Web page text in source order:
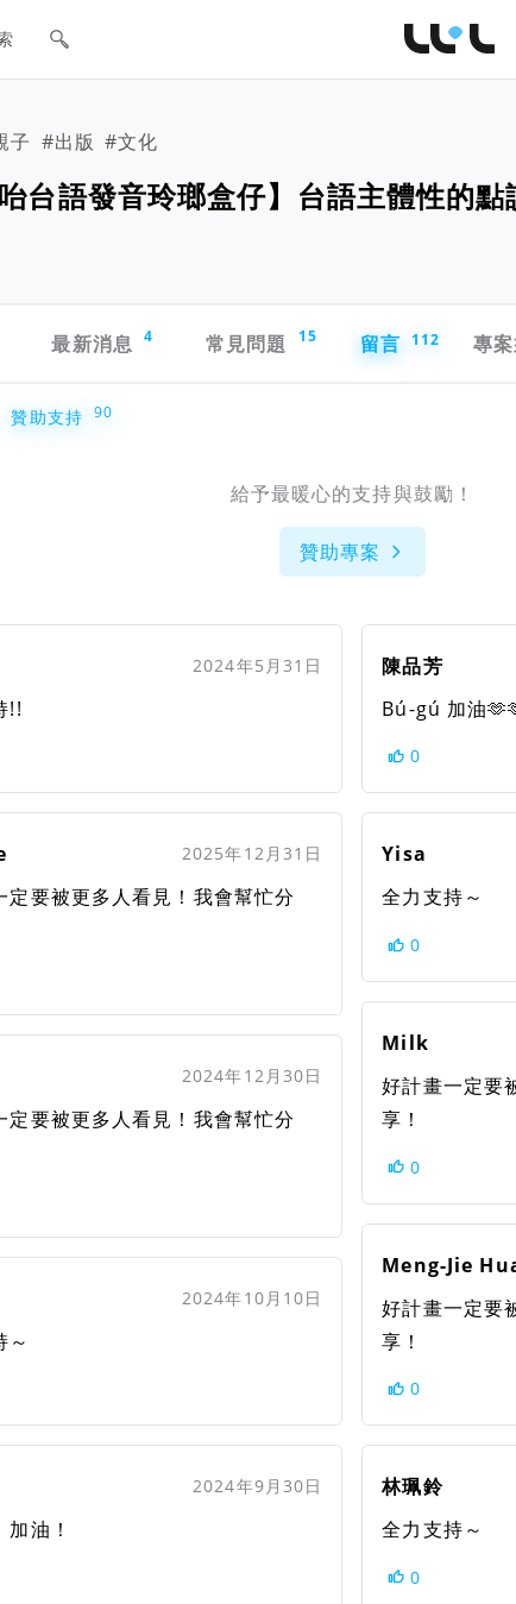
欄 WaBay 挖
子 #出版 #文化
咍台語發音玲瑯盒仔】台語主體性的
最新消息 4 常見問題 15 留言 112 專
贊助支持 90
給予最暖心的支持與鼓勵！
贊助專案
2024年5月31日
!!
陳品芳
Bú-gú 加油
0
2025年12月31日
定要被更多人看見！我會幫忙分
Yisa
全力支持～
0
Milk
好計畫一定要
享！
0
2024年12月30日
定要被更多人看見！我會幫忙分
Meng-Jie
好計畫一定要
享！
0
2024年10月10日
～
2024年9月30日
油！
林珮鈴
全力支持～
0